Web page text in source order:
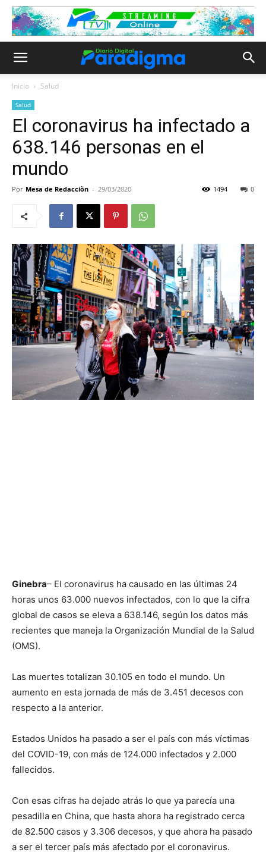
Inicio Salud
Salud
El coronavirus ha infectado a
638.146 personas en el
mundo
Por Mesa de Redacciòn - 29/03/2020 0
1494
Ginebra– El coronavirus ha causado en las últimas 24
horas unos 63.000 nuevos infectados, con lo que la cifra
global de casos se eleva a 638.146, según los datos más
recientes que maneja la Organización Mundial de la Salud
(OMS).
Las muertes totalizan 30.105 en todo el mundo. Un
aumento en esta jornada de más de 3.451 decesos con
respecto a la anterior.
Estados Unidos ha pasado a ser el país con más víctimas
del COVID-19, con más de 124.000 infectados y 2.000
fallecidos.
Con esas cifras ha dejado atrás lo que ya parecía una
pesadilla en China, que hasta ahora ha registrado cerca
de 82.500 casos y 3.306 decesos, y que ahora ha pasado
a ser el tercer país más afectado por el coronavirus.